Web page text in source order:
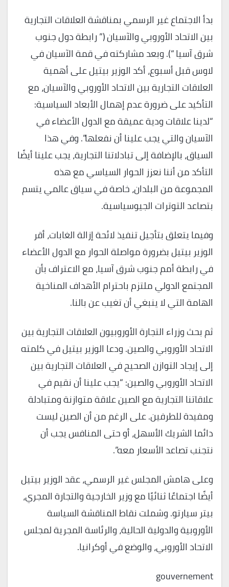
بدأ الاجتماع غير الرسمي بمناقشة العلاقات التجارية
بين الاتحاد الأوروبي والآسيان (” رابطة دول جنوب
شرق آسيا “). وبعد مشاركته في قمة الآسيان في
لاوس قبل أسبوع، أكد الوزير بيتيل على أهمية
العلاقات التجارية بين الاتحاد الأوروبي والآسيان، مع
التأكيد على ضرورة عدم إهمال الأبعاد السياسية:
“لدينا علاقات ودية عميقة مع الدول الأعضاء في
الآسيان والتي يجب علينا أن نفعلها”. وفي هذا
السياق، بالإضافة إلى تبادلاتنا التجارية، يجب علينا أيضًا
التأكد من أننا نعزز الحوار السياسي مع هذه
المجموعة من البلدان، خاصة في سياق عالمي يتسم
بتصاعد التوترات الجيوسياسية.
وفيما يتعلق بتأجيل تنفيذ لائحة إزالة الغابات، أقر
الوزير بيتيل بضرورة مواصلة الحوار مع الدول الأعضاء
في رابطة أمم جنوب شرق آسيا، مع الاعتراف بأن
المجتمع الدولي ملتزم باحترام الأهداف المناخية
الهامة التي لا ينبغي أن تغيب عن بالنا.
ثم بحث وزراء التجارة الأوروبيون العلاقات التجارية بين
الاتحاد الأوروبي والصين. ودعا الوزير بيتيل في كلمته
إلى إيجاد التوازن الصحيح في العلاقات التجارية بين
الاتحاد الأوروبي والصين: “يجب علينا أن نقيم في
علاقاتنا التجارية مع الصين علاقة متوازنة ومتبادلة
ومفيدة للطرفين. على الرغم من أن الصين ليست
دائما الشريك الأسهل، أو حتى المنافس يجب أن
نتجنب تصاعد الأسعار معه”.
وعلى هامش المجلس غير الرسمي، عقد الوزير بيتيل
أيضًا اجتماعًا ثنائيًا مع وزير الخارجية والتجارة المجري،
بيتر سيارتو. وشملت نقاط المناقشة السياسة
الأوروبية والدولية الحالية، والرئاسة المجرية لمجلس
الاتحاد الأوروبي، والوضع في أوكرانيا.
gouvernement